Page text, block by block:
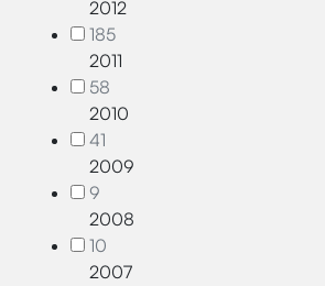
2012
185
2011
58
2010
41
2009
9
2008
10
2007